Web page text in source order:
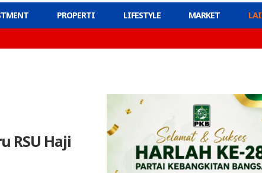
PROPERTI LIFESTYLE MARKET
RSU Haji